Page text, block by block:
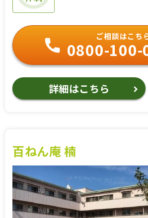
ご相談はこち
0800-100-
詳細はこちら
百ねん庵 楠